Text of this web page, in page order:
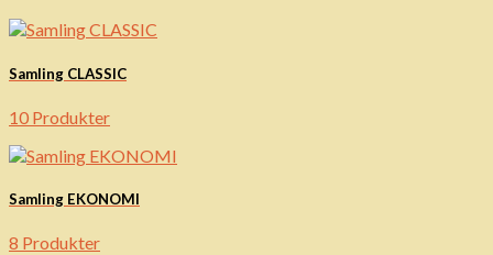
Samling CLASSIC
10 Produkter
Samling EKONOMI
8 Produkter